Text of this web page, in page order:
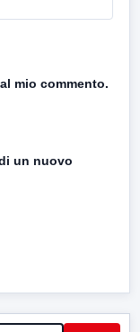
mio commento.
un nuovo